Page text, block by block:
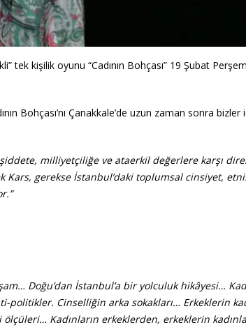
tek kişilik oyunu “Cadının Bohçası” 19 Şubat
Bohçası’nı Çanakkale’de uzun zaman sonra
milliyetçiliğe ve ataerkil değerlere karşı
Kars, gerekse İstanbul’daki toplumsal cinsiyet,
Doğu’dan İstanbul’a bir yolculuk hikâyesi…
Cinselliğin arka sokakları… Erkeklerin
Kadınların erkeklerden, erkeklerin